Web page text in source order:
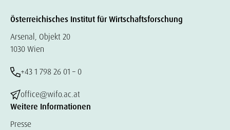
Österreichisches Institut für Wirtschaftsforschung
Arsenal, Objekt 20
1030 Wien
+43 1 798 26 01 – 0
office@wifo.ac.at
Weitere Informationen
Presse